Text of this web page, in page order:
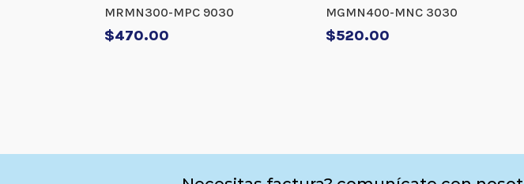
MRMN300-MPC 9030
$470.00
MGMN400-MNC 3030
$520.00